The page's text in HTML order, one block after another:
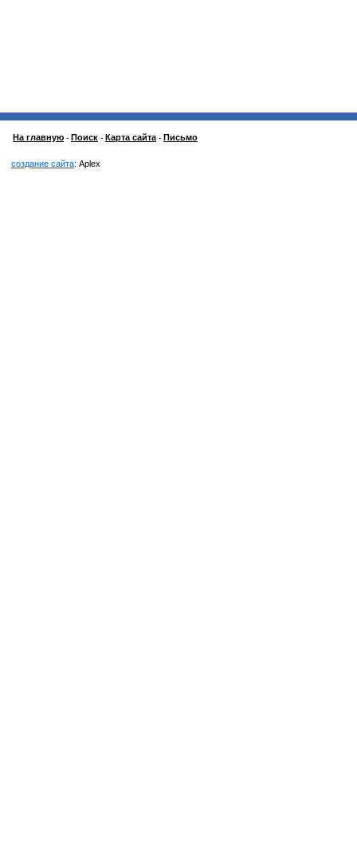
На главную - Поиск - Карта сайта - Письмо
создание сайта: Aplex